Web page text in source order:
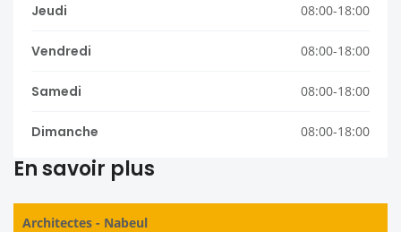
Jeudi 08:00-18:00
Vendredi 08:00-18:00
Samedi 08:00-18:00
Dimanche 08:00-18:00
En savoir plus
Architectes - Nabeul